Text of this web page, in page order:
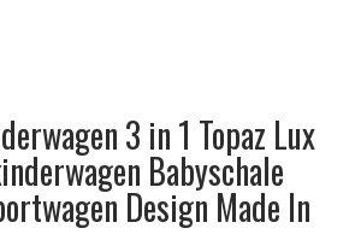
3 in 1 Topaz Lux
Babyschale
Design Made In